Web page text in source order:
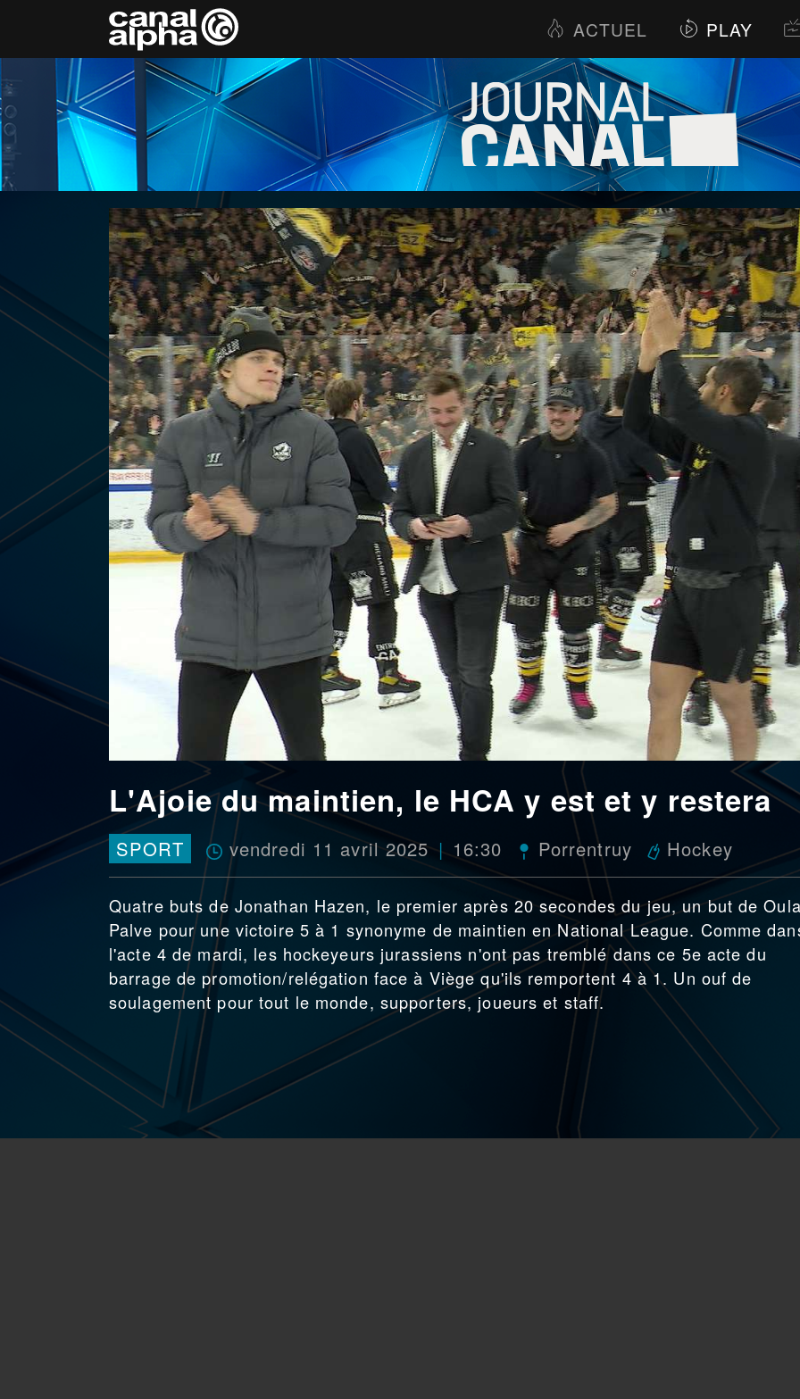
ACTUEL PLAY
L'Ajoie du maintien, le HCA y est et y restera
SPORT vendredi 11 avril 2025 16:30 Porrentruy Hockey
Quatre buts de Jonathan Hazen, le premier après 20 secondes du jeu, un but de
Palve pour une victoire 5 à 1 synonyme de maintien en National League. Comme
l'acte 4 de mardi, les hockeyeurs jurassiens n'ont pas tremblé dans ce 5e acte du
barrage de promotion/relégation face à Viège qu'ils remportent 4 à 1. Un ouf de
soulagement pour tout le monde, supporters, joueurs et staff.